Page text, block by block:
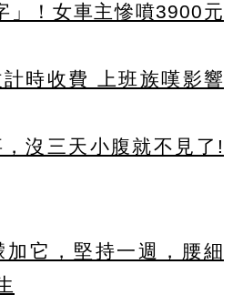
」！女車主慘噴3900元
時收費 上班族嘆影響
沒三天小腹就不見了!
它，堅持一週，腰細